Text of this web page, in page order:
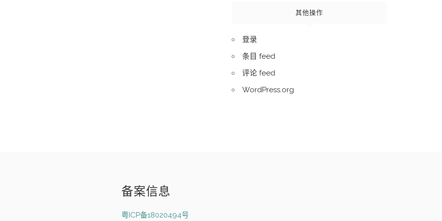
其他操作
登录
条目 feed
评论 feed
WordPress.org
备案信息
粤ICP备18020494号